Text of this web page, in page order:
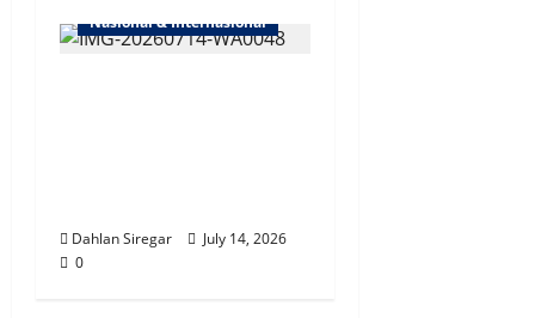
Nasional & Internasional
Dahlan Siregar
July 14, 2026
0